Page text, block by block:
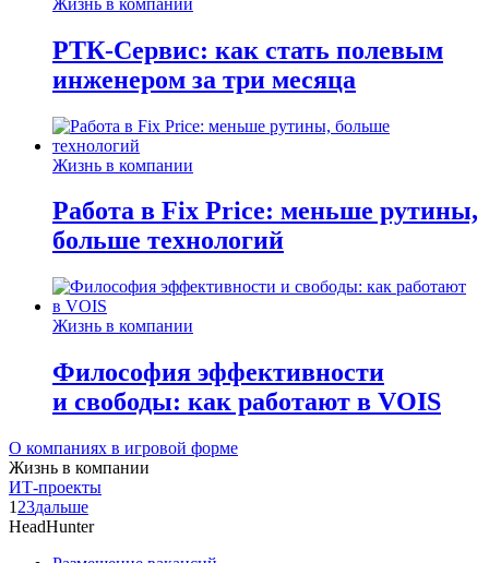
РТК-Сервис: как стать полевым
инженером за три месяца
Жизнь в компании
Работа в Fix Price: меньше рутины,
больше технологий
Жизнь в компании
Философия эффективности
и свободы: как работают в VOIS
О компаниях в игровой форме
Жизнь в компании
ИТ-проекты
1 23дальше
HeadHunter